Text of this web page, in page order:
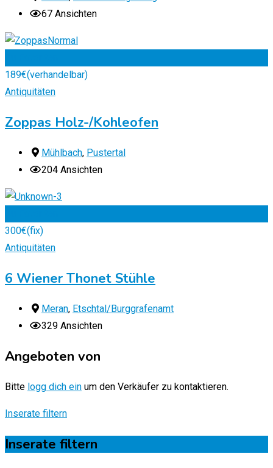
67 Ansichten
189€(verhandelbar)
Antiquitäten
Zoppas Holz-/Kohleofen
Mühlbach, Pustertal
204 Ansichten
300€(fix)
Antiquitäten
6 Wiener Thonet Stühle
Meran, Etschtal/Burggrafenamt
329 Ansichten
Angeboten von
Bitte logg dich ein um den Verkäufer zu kontaktieren.
Inserate filtern
Inserate filtern